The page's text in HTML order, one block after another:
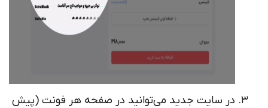
در سایت جدید می‌توانید در صفحه هر فونت (پیش